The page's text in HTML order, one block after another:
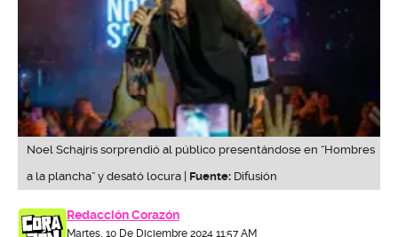
Noel Schajris sorprendió al público presentándose en “Hombres
a la plancha” y desató locura | Fuente: Difusión
Redacción Corazón
Martes, 10 De Diciembre 2024 11:57 AM